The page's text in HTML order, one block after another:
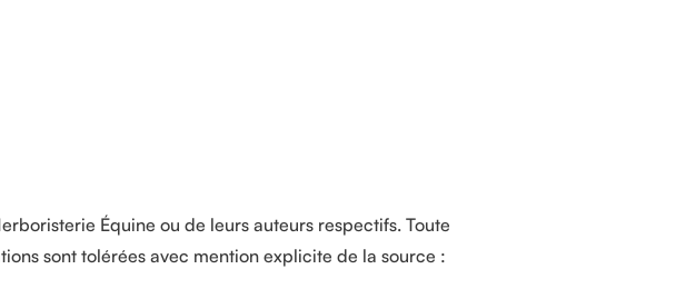
Équine ou de leurs auteurs respectifs. Toute
sont tolérées avec mention explicite de la source :